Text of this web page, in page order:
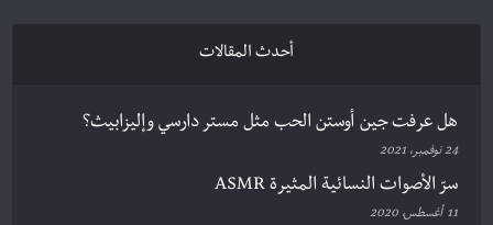
أحدث المقالات
هل عرفت جين أوستن الحب مثل مستر دارسي وإليزابيث؟
24 نوفمبر، 2021
سرّ الأصوات النسائية المثيرة ASMR
11 أغسطس، 2020